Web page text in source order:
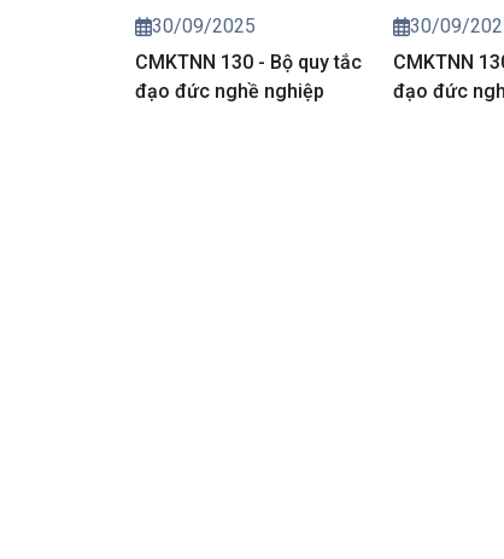
30/09/2025
CMKTNN 130 - Bộ quy tắc
đạo đức nghề nghiệp
30/09/
CMKTNN
đạo đức